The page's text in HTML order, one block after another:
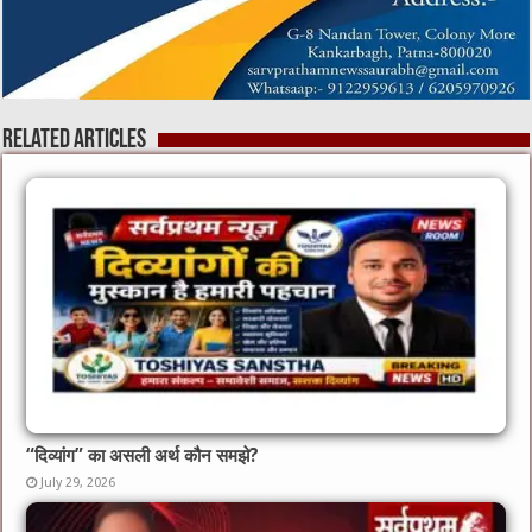
Related Articles
“दिव्यांग” का असली अर्थ कौन समझे?
July 29, 2026